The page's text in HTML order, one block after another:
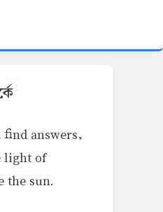
find answers,
light of
the sun.